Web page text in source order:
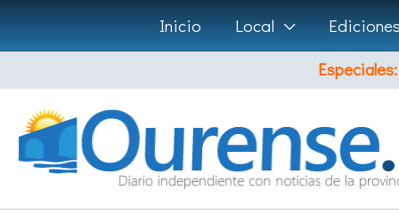
Ir
al
contenido
Inicio Local
Especiales: